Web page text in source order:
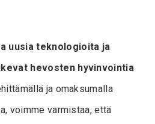
uusia teknologioita ja
hevosten hyvinvointia
ja omaksumalla
voimme varmistaa, että